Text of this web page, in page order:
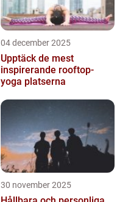
04 december 2025
Upptäck de mest
inspirerande rooftop-
yoga platserna
30 november 2025